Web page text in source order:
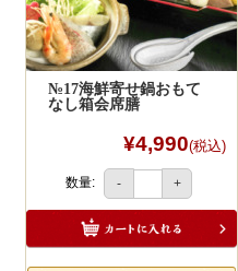
お問い合わせ
サイトマップ
ログイン・マイページ
特定商取引法に基づく表記
初回注文の一番最
るだけで入力情報
次回以降はお客様
反映されるので大
る」ようになります
商品をお店にご来
№17海鮮寄せ鍋おもて
なし箱会席膳
¥4,990(税込)
数量: - +